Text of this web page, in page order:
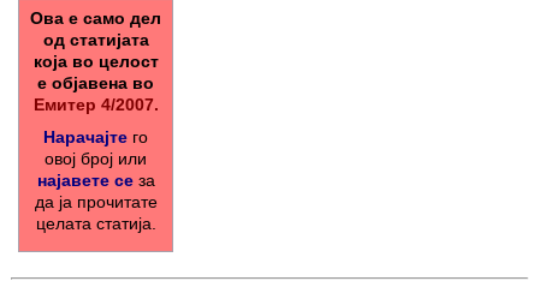
Ова е само дел
од статијата
која во целост
е објавена во
Емитер 4/2007.
Нарачајте го
овој број или
најавете сеза
да ја прочитате
целата статија.